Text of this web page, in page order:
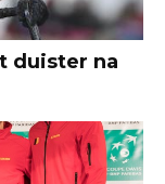
duister na